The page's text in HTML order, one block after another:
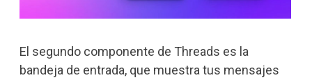
El segundo componente de Threads es la
bandeja de entrada, que muestra tus mensajes